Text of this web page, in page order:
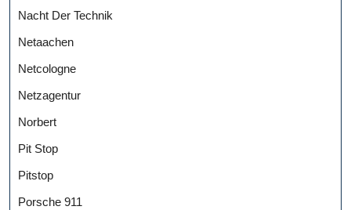
Nacht Der Technik
Netaachen
Netcologne
Netzagentur
Norbert
Pit Stop
Pitstop
Porsche 911